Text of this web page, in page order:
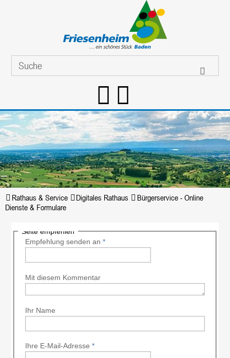
Rathaus & Service Digitales Rathaus
Bürgerservice - Online
Dienste & Formulare
Seite empfehlen
Empfehlung senden an *
Mit diesem Kommentar
Ihr Name
Ihre E-Mail-Adresse *